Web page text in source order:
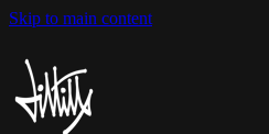
Skip to main content